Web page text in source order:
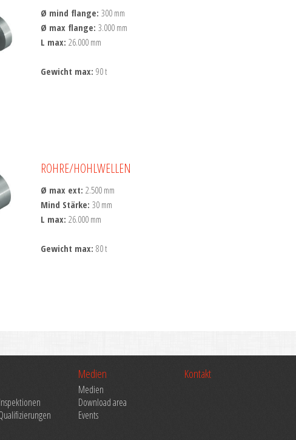
Ø mind flange: 300 mm
Ø max flange: 3.000 mm
L max: 26.000 mm
Gewicht max: 90 t
ROHRE/HOHLWELLEN
Ø max ext: 2.500 mm
Mind Stärke: 30 mm
L max: 26.000 mm
Gewicht max: 80 t
Medien
Medien
Download area
Events
Kontakt